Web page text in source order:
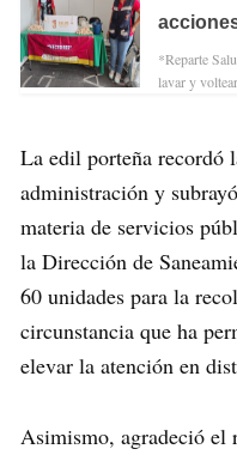
*Reparte
lavar y
La edil porteña recordó
administración y
materia de servicios
la Dirección de
60 unidades para la
circunstancia que ha
elevar la atención en
Asimismo, agradeció el